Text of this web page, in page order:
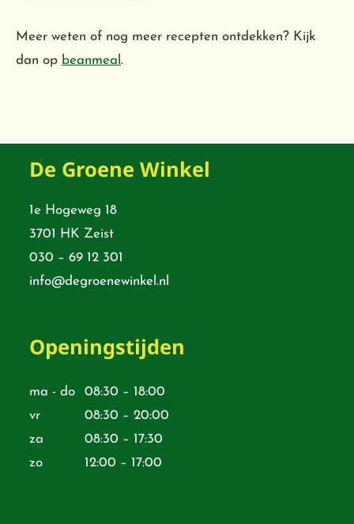
Meer weten of nog meer recepten ontdekken? Kijk
dan op beanmeal .
De Groene Winkel
1e Hogeweg 18
3701 HK Zeist
030 – 69 12 301
info@degroenewinkel.nl
Openingstijden
ma - do
vr
za
zo
08:30 – 18:00
08:30 – 20:00
08:30 – 17:30
12:00 – 17:00